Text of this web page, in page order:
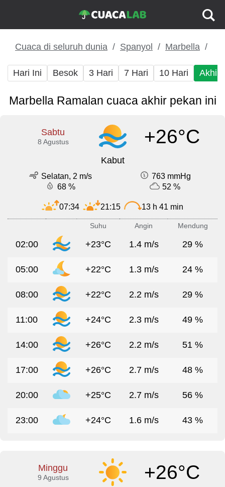
Cuaca di seluruh dunia Spanyol Marbella
Hari Ini Besok 3 Hari 7 Hari 10 Hari Akhir
Marbella Ramalan cuaca akhir pekan ini
Sabtu
8 Agustus +26°C
Kabut
Selatan, 2 m/s
763 mmHg
68 %
52 %
07:34 21:15 13 h 41 min
Suhu Angin Mendung
02:00 +23°C 1.4 m/s 29 %
05:00 +22°C 1.3 m/s 24 %
08:00 +22°C 2.2 m/s 29 %
11:00 +24°C 2.3 m/s 49 %
14:00 +26°C 2.2 m/s 51 %
17:00 +26°C 2.7 m/s 48 %
20:00 +25°C 2.7 m/s 56 %
23:00 +24°C 1.6 m/s 43 %
Minggu
9 Agustus +26°C